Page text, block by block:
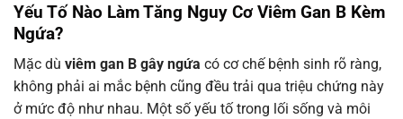
Yếu Tố Nào Làm Tăng Nguy Cơ Viêm Gan B Kèm
Ngứa?
Mặc dù viêm gan B gây ngứa có cơ chế bệnh sinh rõ ràng,
không phải ai mắc bệnh cũng đều trải qua triệu chứng này
ở mức độ như nhau. Một số yếu tố trong lối sống và môi